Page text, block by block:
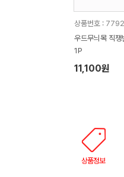
상품번호 :
우드무늬목 직쟁
1P
11,100원
상품정보